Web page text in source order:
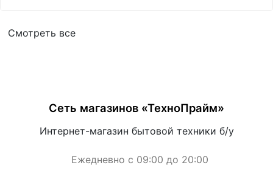
Смотреть все
Сеть магазинов «ТехноПрайм»
Интернет-магазин бытовой техники б/у
Ежедневно с 09:00 до 20:00